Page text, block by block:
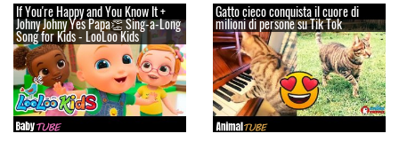
If You're Happy and You Know It +
Johny Johny Yes Papa👏 Sing-a-Long
Song for Kids - LooLoo Kids
Gatto cieco conquista il cuore di
milioni di persone su Tik Tok